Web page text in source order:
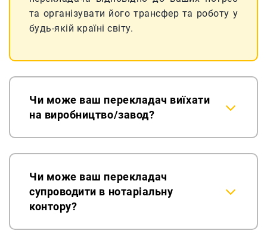
та організувати його трансфер та роботу у
будь-якій країні світу.
Чи може ваш перекладач виїхати
на виробництво/завод?
Чи може ваш перекладач
супроводити в нотаріальну
контору?